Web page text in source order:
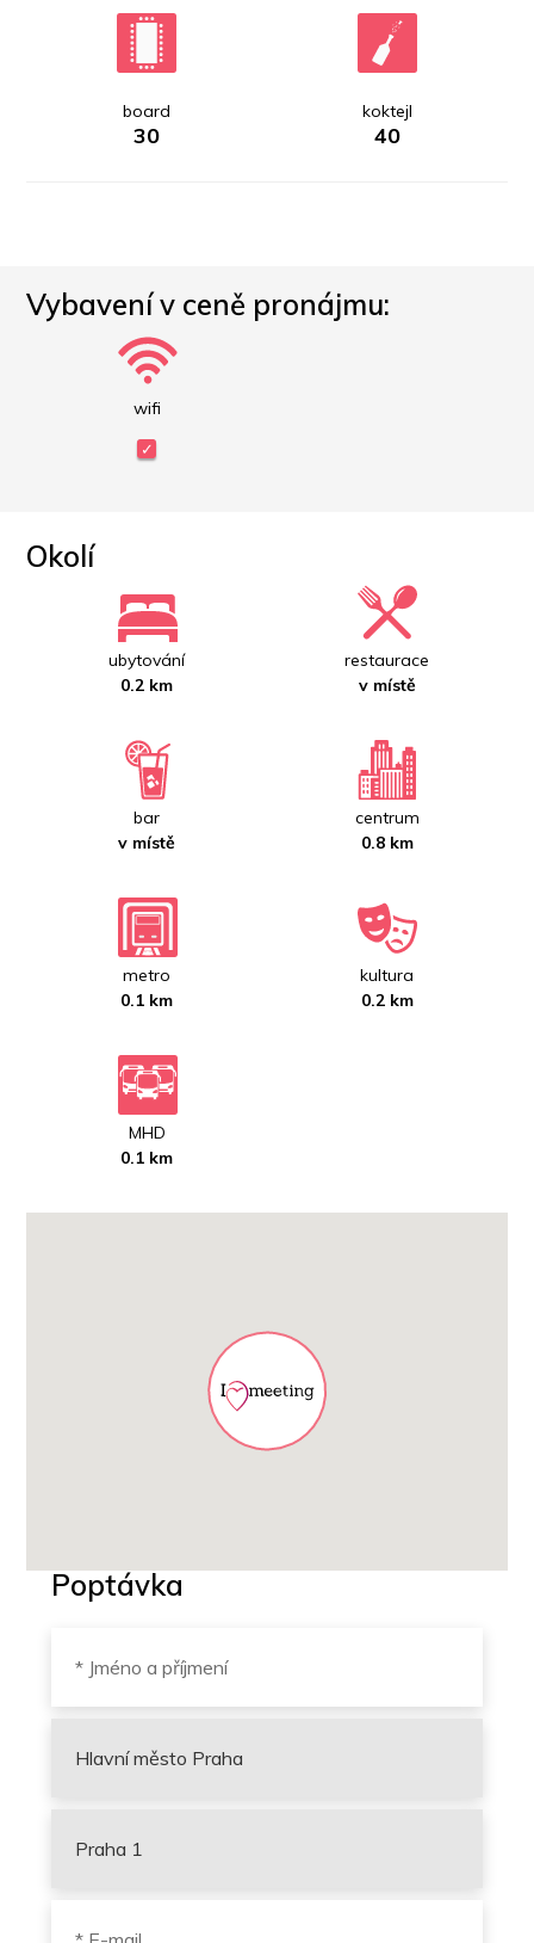
board
30
koktejl
40
Vybavení v ceně pronájmu:
wifi
Okolí
ubytování
0.2 km
restaurace
v místě
bar
v místě
centrum
0.8 km
metro
0.1 km
kultura
0.2 km
MHD
0.1 km
Poptávka